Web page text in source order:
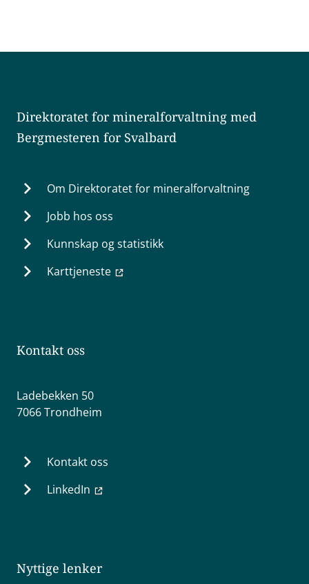
Direktoratet for mineralforvaltning med
Bergmesteren for Svalbard
Om Direktoratet for mineralforvaltning
Jobb hos oss
Kunnskap og statistikk
Karttjeneste
Kontakt oss
Ladebekken 50
7066 Trondheim
Kontakt oss
LinkedIn
Nyttige lenker